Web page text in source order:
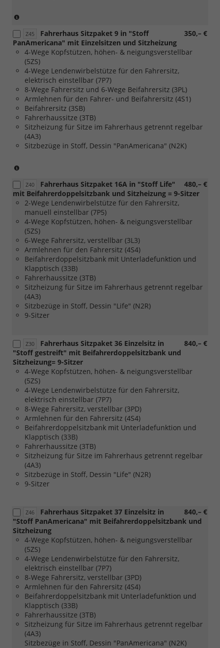
Verbindung
mit
[FM7]
Trmlevel
Style
für
Caravelle
Life)
Z45 350,– €
Fahrerhaus Sitzpaket 9 in "Stoff
PanAmericana" mit Einzelsitzen und Sitzheizung
4-Wege Kopfstützen, höhen- & neigungsverstellbar
(5ZS)
4-Wege Lendenwirbelstütze für den Fahrersitz,
elektrisch einstellbar (7P7)
8-Wege Fahrersitz und 6-Wege Beifahrersitz (3PL)
Armlehnen für den Fahrer- und Beifahrersitz (4S1)
Beifahrersitz (3SB)
Fahrerhaussitze (3TB)
Sitzheizung für Sitze im Fahrerhaus getrennt regelbar
(4A3)
Sitzbezüge in Stoff, Dessin "PanAmericana" (N2K)
Verbindung
mit
[Z08]
Exterieurpaket
''PanAmericana'')
Z40 480,– €
Fahrerhaus Sitzpaket 16A in "Stoff Life"
mit Beifahrerdoppelsitzbank und Sitzheizung = 9-Sitzer
2-Wege Lendenwirbelstütze für den Fahrersitz,
manuell einstellbar (7P5)
4-Wege Kopfstützen, höhen- & neigungsverstellbar
(5ZS)
6-Wege Fahrersitz, verstellbar (3L3)
Armlehnen für den Fahrersitz (4S4)
Beifahrerdoppelsitzbank mit Unterladefunktion und
Klapptisch (33B)
Fahrerhaussitze (3TB)
Sitzheizung für Sitze im Fahrerhaus getrennt regelbar
(4A3)
Sitzbezüge in Stoff, Dessin "Life" (N2R)
9-Sitzer
Z30 840,– €
Fahrerhaus Sitzpaket 36 Einzelsitz in
"Stoff gestreift" mit Beifahrerdoppelsitzbank und
Sitzheizung= 9-Sitzer
4-Wege Kopfstützen, höhen- & neigungsverstellbar
(5ZS)
4-Wege Lendenwirbelstütze für den Fahrersitz,
elektrisch einstellbar (7P7)
8-Wege Fahrersitz, verstellbar (3PD)
Armlehnen für den Fahrersitz (4S4)
Beifahrerdoppelsitzbank mit Unterladefunktion und
Klapptisch (33B)
Fahrerhaussitze (3TB)
Sitzheizung für Sitze im Fahrerhaus getrennt regelbar
(4A3)
Sitzbezüge in Stoff, Dessin "Life" (N2R)
9-Sitzer
Z46 840,– €
Fahrerhaus Sitzpaket 37 Einzelsitz in
"Stoff PanAmericana" mit Beifahrerdoppelsitzbank und
Sitzheizung
4-Wege Kopfstützen, höhen- & neigungsverstellbar
(5ZS)
4-Wege Lendenwirbelstütze für den Fahrersitz,
elektrisch einstellbar (7P7)
8-Wege Fahrersitz, verstellbar (3PD)
Armlehnen für den Fahrersitz (4S4)
Beifahrerdoppelsitzbank mit Unterladefunktion und
Klapptisch (33B)
Fahrerhaussitze (3TB)
Sitzheizung für Sitze im Fahrerhaus getrennt regelbar
(4A3)
Sitzbezüge in Stoff, Dessin "PanAmericana" (N2K)